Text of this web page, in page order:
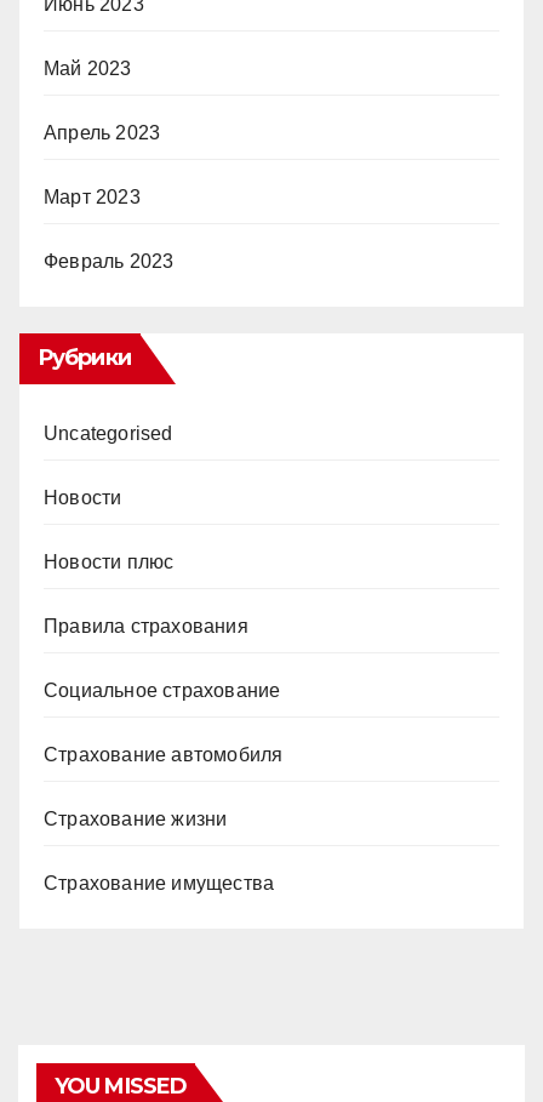
Июнь 2023
Май 2023
Апрель 2023
Март 2023
Февраль 2023
Рубрики
Uncategorised
Новости
Новости плюс
Правила страхования
Социальное страхование
Страхование автомобиля
Страхование жизни
Страхование имущества
YOU MISSED